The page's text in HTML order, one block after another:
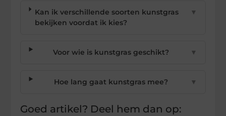
Kan ik verschillende soorten kunstgras
bekijken voordat ik kies?
▼
Voor wie is kunstgras geschikt? ▼
Hoe lang gaat kunstgras mee? ▼
Goed artikel? Deel hem dan op: